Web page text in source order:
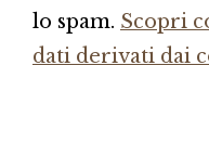
lo spam. Scopri
dati derivati dai